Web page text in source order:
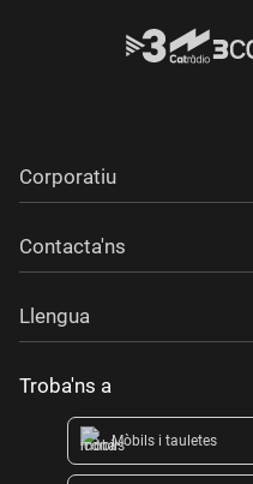
Corporatiu
Contacta'ns
Llengua
Troba'ns a
Mòbils i tauletes